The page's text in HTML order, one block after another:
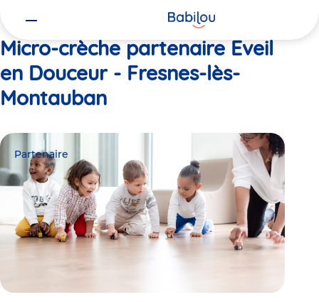
Micro-crèche partenaire Eveil
en Douceur - Fresnes-lès-
Montauban
Partenaire